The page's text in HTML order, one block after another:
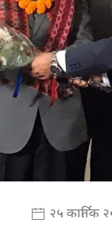
२५ कार्तिक